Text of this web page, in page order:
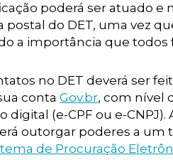
poderá ser atuado e
postal do DET, uma vez
a importância que todos
no DET deverá ser
conta Gov.br, com nível
digital (e-CPF ou e-
outorgar poderes a um
de Procuração